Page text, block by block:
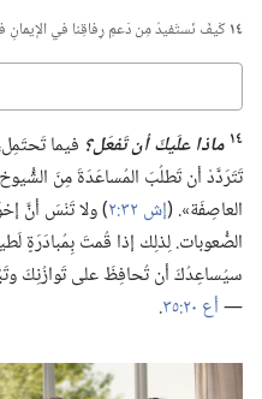
١٤كَيفَ نَستَفيدُ مِن دَعمِ رِفاقِنا في الإيمانِ
١٤ ماذا علَيكَ أن تَفعَل؟‏ فيما
تَتَرَدَّدْ أن تَطلُبَ المُساعَدَةَ مِنَ
العاصِفَة».‏ (‏إش ٣٢:‏٢
‏)‏ ولا تَنْسَ أنَّ
الصُّعوبات.‏ لِذلِك إذا قُمتَ
سيُساعِدُكَ أن تُحافِظَ على تَوازُنِكَ
—‏أع ٢٠:‏٣٥ ‏.‏